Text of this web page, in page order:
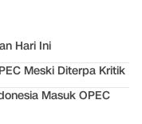
Hari Ini
Meski Diterpa Kritik
Masuk OPEC